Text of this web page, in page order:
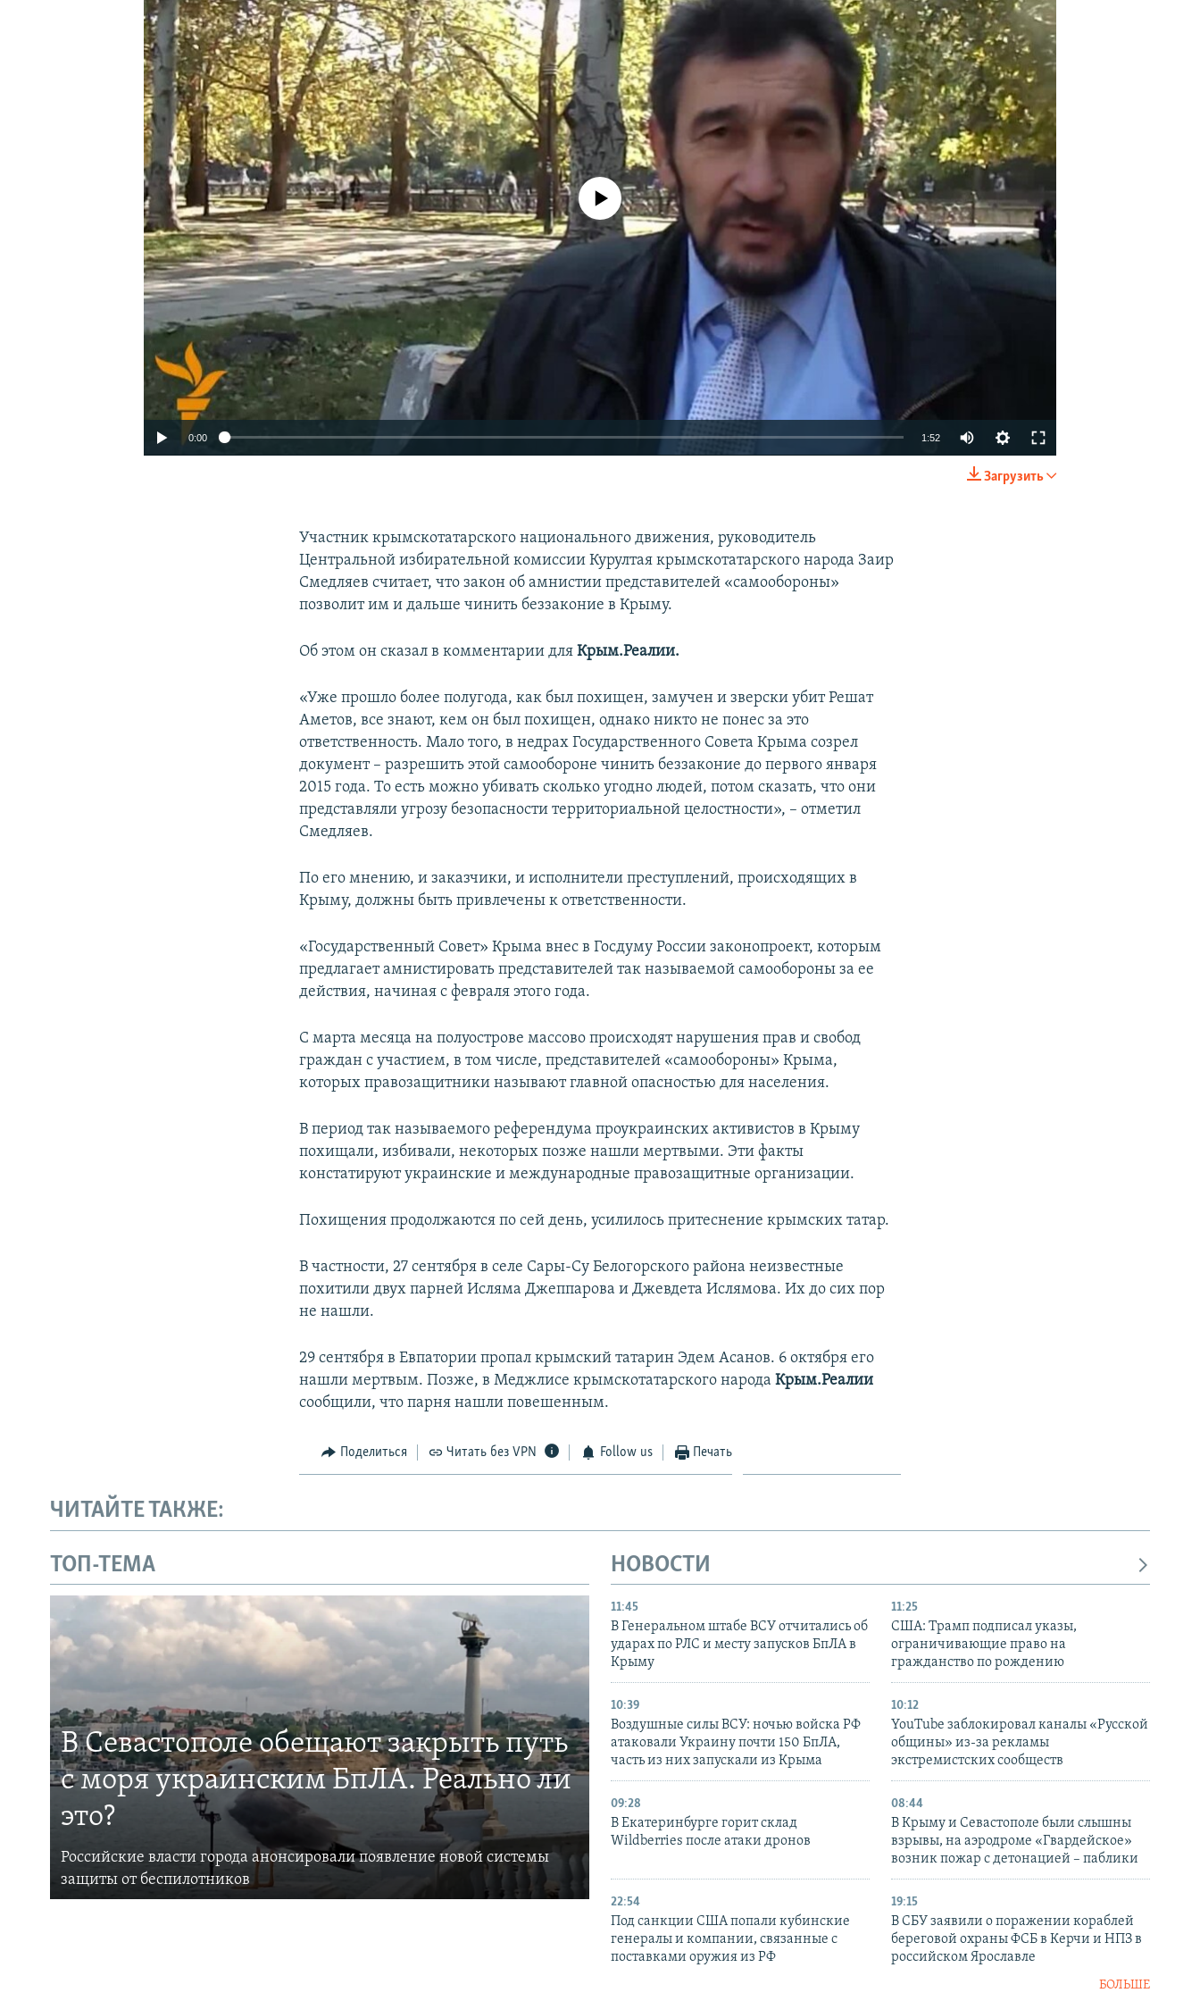
КРЫМ.НЕПОКОРЕННЫЙ
УКРАИНСКАЯ ПРОБЛЕМА КРЫМА
SHARE
No media source currently available
0:00 1:52
Загрузить
Участник крымскотатарского национального движения, руководитель
Центральной избирательной комиссии Курултая крымскотатарского народа Заир
Смедляев считает, что закон об амнистии представителей «самообороны»
позволит им и дальше чинить беззаконие в Крыму.
Об этом он сказал в комментарии дляКрым.Реалии.
«Уже прошло более полугода, как был похищен, замучен и зверски убит Решат
Аметов, все знают, кем он был похищен, однако никто не понес за это
ответственность. Мало того, в недрах Государственного Совета Крыма созрел
документ – разрешить этой самообороне чинить беззаконие до первого января
2015 года. То есть можно убивать сколько угодно людей, потом сказать, что они
представляли угрозу безопасности территориальной целостности», – отметил
Смедляев.
По его мнению, и заказчики, и исполнители преступлений, происходящих в
Крыму, должны быть привлечены к ответственности.
«Государственный Совет» Крыма внес в Госдуму России законопроект, которым
предлагает амнистировать представителей так называемой самообороны за ее
действия, начиная с февраля этого года.
С марта месяца на полуострове массово происходят нарушения прав и свобод
граждан с участием, в том числе, представителей «самообороны» Крыма,
которых правозащитники называют главной опасностью для населения.
В период так называемого референдума проукраинских активистов в Крыму
похищали, избивали, некоторых позже нашли мертвыми. Эти факты
констатируют украинские и международные правозащитные организации.
Похищения продолжаются по сей день, усилилось притеснение крымских татар.
В частности, 27 сентября в селе Сары-Су Белогорского района неизвестные
похитили двух парней Исляма Джеппарова и Джевдета Ислямова. Их до сих пор
не нашли.
29 сентября в Евпатории пропал крымский татарин Эдем Асанов. 6 октября его
нашли мертвым. Позже, в Меджлисе крымскотатарского народаКрым.Реалии
сообщили, что парня нашли повешенным.
Поделиться Читать без VPN Follow us Печать
ЧИТАЙТЕ ТАКЖЕ:
ТОП-ТЕМА
В Севастополе обещают закрыть путь
с моря украинским БпЛА. Реально ли
это?
Российские власти города анонсировали появление новой системы
защиты от беспилотников
НОВОСТИ
11:45
В Генеральном штабе ВСУ отчитались об
ударах по РЛС и месту запусков БпЛА в
Крыму
11:25
США: Трамп подписал указы,
ограничивающие право на
гражданство по рождению
10:39
Воздушные силы ВСУ: ночью войска РФ
атаковали Украину почти 150 БпЛА,
часть из них запускали из Крыма
10:12
YouTube заблокировал каналы «Русской
общины» из-за рекламы
экстремистских сообществ
09:28
В Екатеринбурге горит склад
Wildberries после атаки дронов
08:44
В Крыму и Севастополе были слышны
взрывы, на аэродроме «Гвардейское»
возник пожар с детонацией – паблики
22:54
Под санкции США попали кубинские
генералы и компании, связанные с
поставками оружия из РФ
19:15
В СБУ заявили о поражении кораблей
береговой охраны ФСБ в Керчи и НПЗ в
российском Ярославле
БОЛЬШЕ